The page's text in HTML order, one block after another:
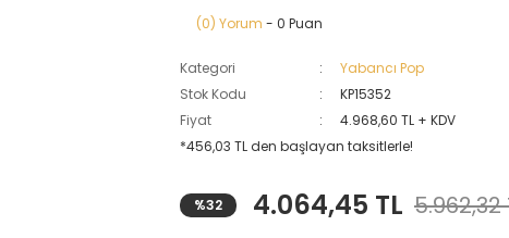
(0) Yorum - 0 Puan
Kategori
Yabancı Pop
Stok Kodu
KP15352
Fiyat
4.968,60 TL + KDV
*456,03 TL den başlayan taksitlerle!
%32 4.064,45 TL 5.962,32